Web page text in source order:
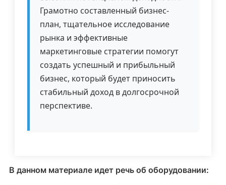
Грамотно составленный бизнес-
план, тщательное исследование
рынка и эффективные
маркетинговые стратегии помогут
создать успешный и прибыльный
бизнес, который будет приносить
стабильный доход в долгосрочной
перспективе.
В данном материале идет речь об оборудовании: